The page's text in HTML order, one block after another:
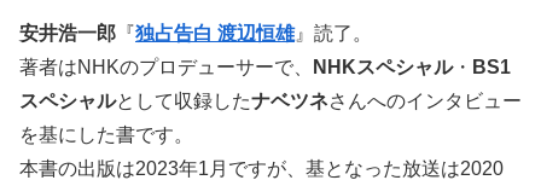
安井浩一郎 『独占告白 渡辺恒雄』読了。
著者はNHKのプロデューサーで、
NHKスペシャル・ BS1
スペシャルとして収録したナベツネさんへのインタビュー
を基にした書です。
本書の出版は2023年1月ですが、基となった放送は2020